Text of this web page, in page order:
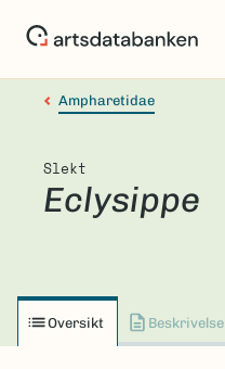
Ampharetidae
Slekt
Eclysippe
Oversikt Beskrivelse